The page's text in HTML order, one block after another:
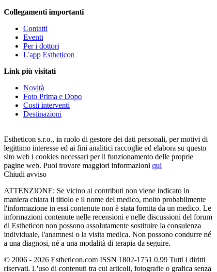
Collegamenti importanti
Contatti
Eventi
Per i dottori
L'app Estheticon
Link più visitati
Novità
Foto Prima e Dopo
Costi interventi
Destinazioni
Estheticon s.r.o., in ruolo di gestore dei dati personali, per motivi di
legittimo interesse ed ai fini analitici raccoglie ed elabora su questo
sito web i cookies necessari per il funzionamento delle proprie
pagine web. Puoi trovare maggiori informazioni qui
Chiudi avviso
ATTENZIONE: Se vicino ai contributi non viene indicato in
maniera chiara il titiolo e il nome del medico, molto probabilmente
l'informazione in essi contenute non è stata fornita da un medico. Le
informazioni contenute nelle recensioni e nelle discussioni del forum
di Estheticon non possono assolutamente sostituire la consulenza
individuale, l'anamnesi o la visita medica. Non possono condurre né
a una diagnosi, né a una modalità di terapia da seguire.
© 2006 - 2026 Estheticon.com ISSN 1802-1751 0.99 Tutti i diritti
riservati. L'uso di contenuti tra cui articoli, fotografie o grafica senza